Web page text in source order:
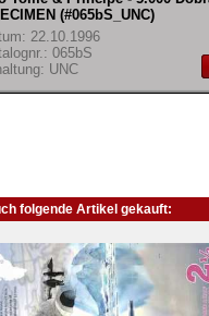
(#065bS_UNC)
22.10.1996
065bS
UNC
folgende Artikel gekauft: